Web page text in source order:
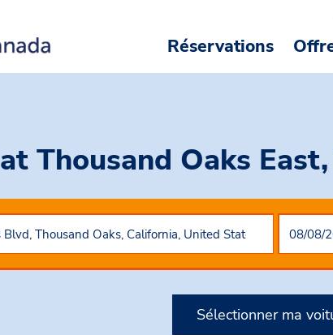
Réservations
at Thousand Oaks
Sélectionner ma